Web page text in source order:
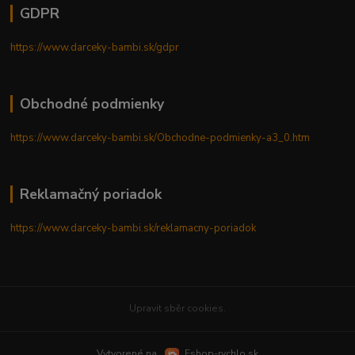
GDPR
https://www.darceky-bambi.sk/gdpr
Obchodné podmienky
https://www.darceky-bambi.sk/Obchodne-podmienky-a3_0.htm
Reklamačný poriadok
https://www.darceky-bambi.sk/reklamacny-poriadok
Upravit sběr cookies.